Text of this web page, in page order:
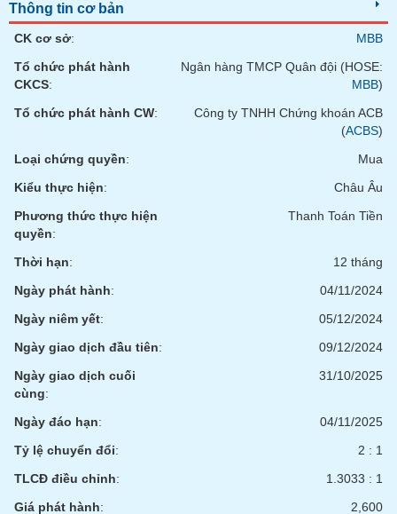
Thông tin cơ bản
CK cơ sở:
MBB
Tổ chức phát hành
CKCS:
Ngân hàng TMCP Quân đội (HOSE:
MBB)
Tổ chức phát hành CW:
Công ty TNHH Chứng khoán ACB
(ACBS)
Loại chứng quyền:
Mua
Kiểu thực hiện:
Châu Âu
Phương thức thực hiện
quyền:
Thanh Toán Tiền
Thời hạn:
12 tháng
Ngày phát hành:
04/11/2024
Ngày niêm yết:
05/12/2024
Ngày giao dịch đầu tiên:
09/12/2024
Ngày giao dịch cuối
cùng:
31/10/2025
Ngày đáo hạn:
04/11/2025
Tỷ lệ chuyển đổi:
2 : 1
TLCĐ điều chỉnh:
1.3033 : 1
Giá phát hành:
2,600
Mã
khoán
(-)
Tất cả Cổ phiếu Chỉ số Chứng chỉ quỹ Chứng
Lãnh
đạo
(-)
Tất cả
tức
viết
của
giả
(-)
cáo